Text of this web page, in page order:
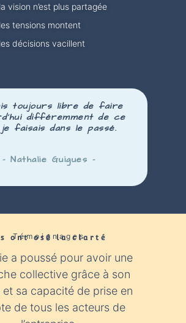
toujours libre de faire
différemmentde ce
faisais dans le passé.
– Nathalie Guigues –
vision n’est plus partagée
tensions montent
décisions vacillent
Témoignages
ont osé la clarté​
a poussé pour avoir une
collective grâce à son
et sa capacité de prise en
de tous les acteurs de